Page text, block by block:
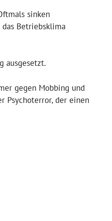
sinken
Betriebsklima
ausgesetzt.
gegen Mobbing und
Psychoterror, der einen